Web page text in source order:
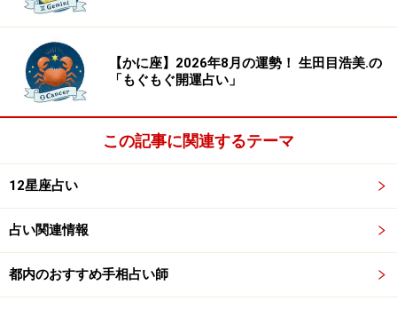
【かに座】2026年8月の運勢！ 生田目浩美.の
「もぐもぐ開運占い」
この記事に関連するテーマ
12星座占い
占い関連情報
都内のおすすめ手相占い師